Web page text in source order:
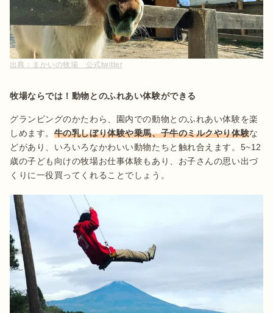
出典： まかいの牧場 公式twitter
牧場ならでは！動物とのふれあい体験ができる
グランピングのかたわら、園内での動物とのふれあい体験を楽
しめます。 牛の乳しぼり体験や乗馬、子牛のミルクやり体験な
どがあり、いろいろなかわいい動物たちと触れ合えます。5~12
歳の子ども向けの牧場お仕事体験もあり、お子さんの思い出づ
くりに一役買ってくれることでしょう。